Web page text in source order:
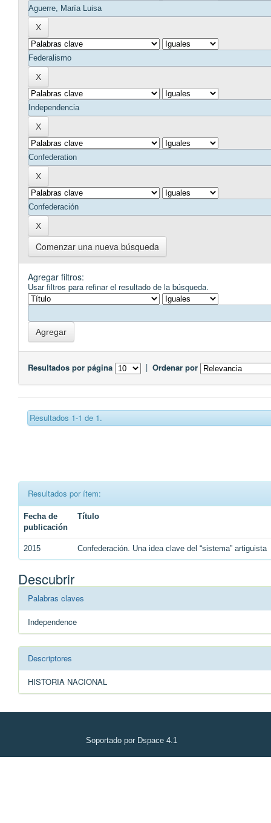
Comenzar una nueva búsqueda
Agregar filtros:
Usar filtros para refinar el resultado de la búsqueda.
Resultados por página | Ordenar por
Resultados 1-1 de 1.
Resultados por ítem:
Fecha de
publicación
Título
2015 Confederación. Una idea clave del “sistema” artiguista
Descubrir
Palabras claves
Independence
Descriptores
HISTORIA NACIONAL
Soportado por Dspace 4.1